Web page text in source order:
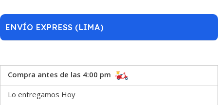
ENVÍO EXPRESS (LIMA)
Compra antes de las 4:00 pm
Lo entregamos Hoy